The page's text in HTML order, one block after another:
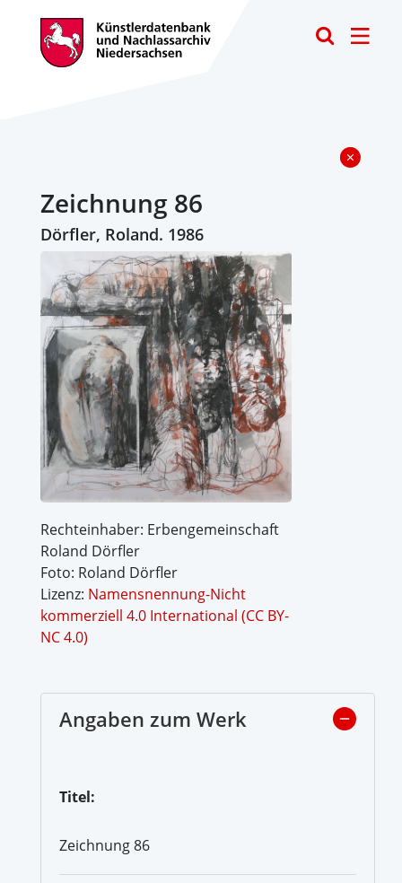
Zeichnung 86
Dörfler, Roland. 1986
Rechteinhaber: Erbengemeinschaft
Roland Dörfler
Foto: Roland Dörfler
Lizenz: Namensnennung-Nicht
kommerziell 4.0 International (CC BY-
NC 4.0)
Angaben zum Werk
Titel:
Zeichnung 86